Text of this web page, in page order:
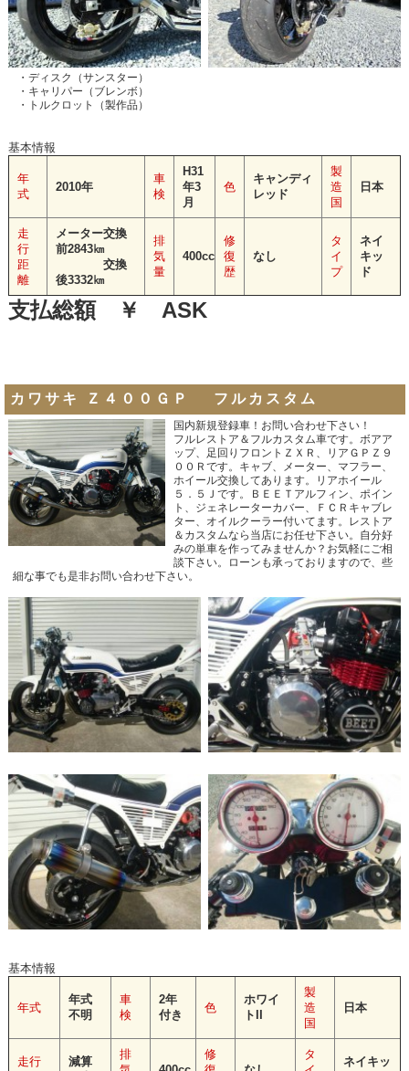
・ディスク（サンスター）
・キャリパー（ブレンボ）
・トルクロット（製作品）
基本情報
年
式
2010年
車
検
H31
年3
月
色
キャンディ
レッド
製
造
国
日本
走
行
距
離
メーター交換
前2843㎞
交換
後3332㎞
排
気
量
400cc
修
復
歴
なし
タ
イ
プ
ネイ
キッ
ド
支払総額 ￥ ASK
カワサキ Ｚ４００ＧＰ フルカスタム
国内新規登録車！お問い合わせ下さい！
フルレストア＆フルカスタム車です。ボアア
ップ、足回りフロントＺＸＲ、リアＧＰＺ９
００Ｒです。キャブ、メーター、マフラー、
ホイール交換してあります。リアホイール
５．５Ｊです。ＢＥＥＴアルフィン、ポイン
ト、ジェネレーターカバー、ＦＣＲキャブレ
ター、オイルクーラー付いてます。レストア
＆カスタムなら当店にお任せ下さい。自分好
みの単車を作ってみませんか？お気軽にご相
談下さい。ローンも承っておりますので、些
細な事でも是非お問い合わせ下さい。
基本情報
年式
年式
不明
車
検
2年
付き
色
ホワイ
ト
製
造
国
日本
走行
減算
排
修
タ
ネイキッ